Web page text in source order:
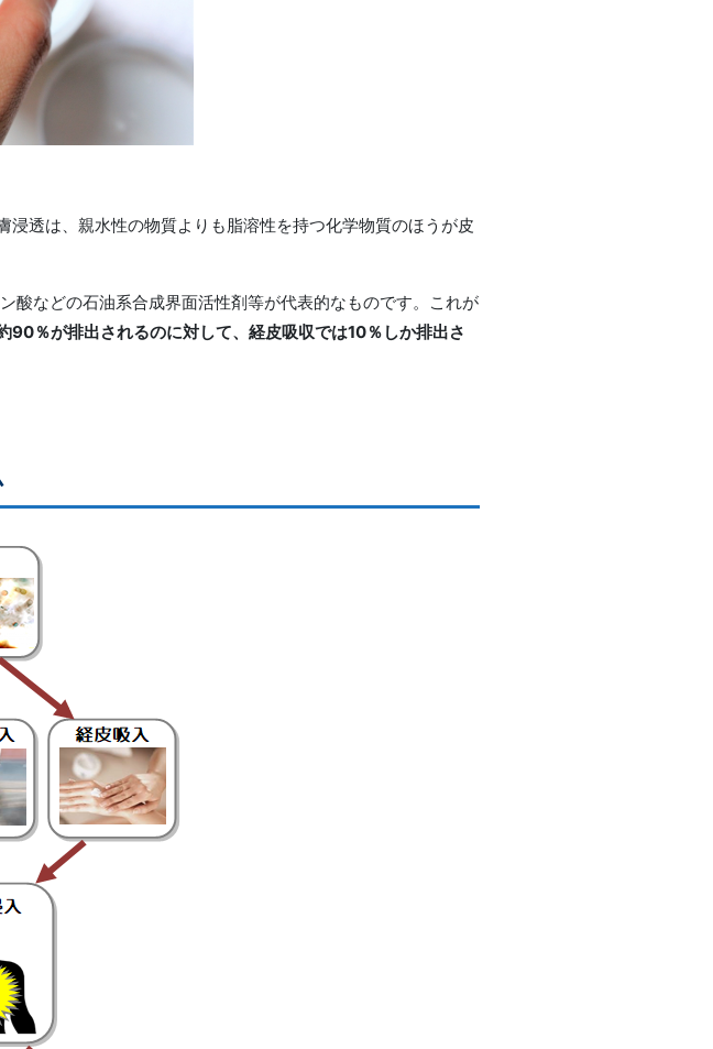
透は、親水性の物質よりも脂溶性を持つ化学物質のほうが皮
酸などの石油系合成界面活性剤等が代表的なものです。これが
90％が排出されるのに対して、経皮吸収では10％しか排出さ